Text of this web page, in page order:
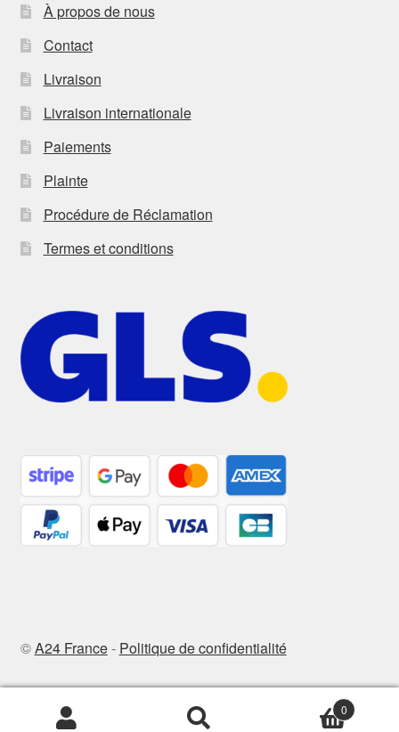
À propos de nous
Contact
Livraison
Livraison internationale
Paiements
Plainte
Procédure de Réclamation
Termes et conditions
©A24 France- Politique de confidentialité
Recherche
Recherche
0